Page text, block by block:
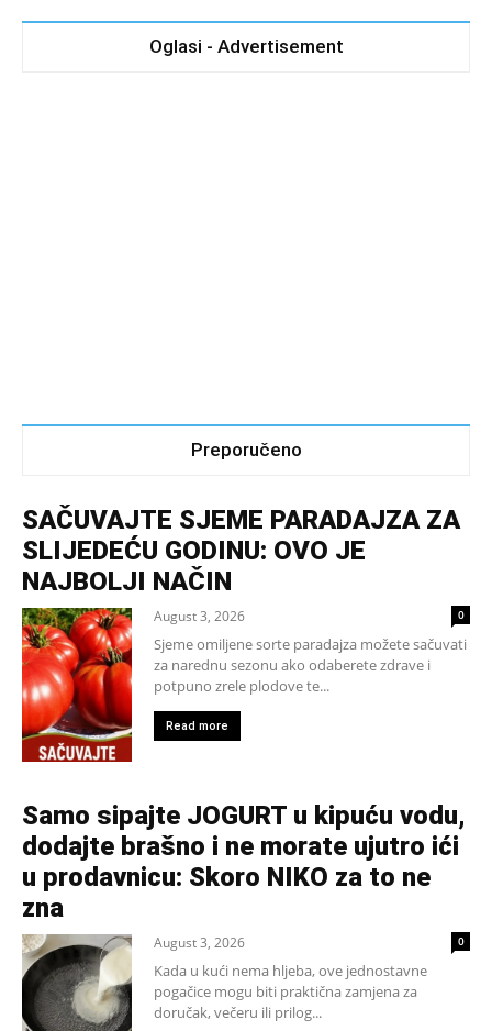
Oglasi - Advertisement
Preporučeno
SAČUVAJTE SJEME PARADAJZA ZA
SLIJEDEĆU GODINU: OVO JE
NAJBOLJI NAČIN
August 3, 2026 0
Sjeme omiljene sorte paradajza možete sačuvati
za narednu sezonu ako odaberete zdrave i
potpuno zrele plodove te...
Read more
Samo sipajte JOGURT u kipuću vodu,
dodajte brašno i ne morate ujutro ići
u prodavnicu: Skoro NIKO za to ne
zna
August 3, 2026 0
Kada u kući nema hljeba, ove jednostavne
pogačice mogu biti praktična zamjena za
doručak, večeru ili prilog...